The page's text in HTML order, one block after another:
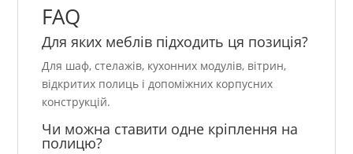
FAQ
Для яких меблів підходить ця позиція?
Для шаф, стелажів, кухонних модулів, вітрин,
відкритих полиць і допоміжних корпусних
конструкцій.
Чи можна ставити одне кріплення на
полицю?